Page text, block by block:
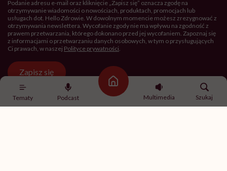
Tematy Podcast
Strona główna
Multimedia
Szukaj
Podanie adresu e-mail oraz kliknięcie „Zapisz się” oznacza zgodę na
otrzymywanie wiadomości o nowościach, produktach, promocjach lub
usługach dot. Hello Zdrowie. W dowolnym momencie możesz zrezygnować z
otrzymywania newslettera. Wycofanie zgody nie ma wpływu na zgodność z
prawem przetwarzania, którego dokonano przed jej wycofaniem. Zapoznaj się
z informacjami o przetwarzaniu danych osobowych, w tym o przysługujących
Ci prawach, w naszej Polityce prywatności
Zapisz się